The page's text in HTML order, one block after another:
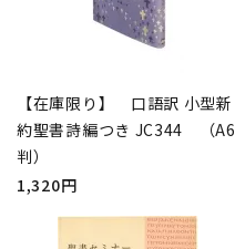
【在庫限り】 口語訳 小型新
約聖書詩編つき JC344 （A6
判）
1,320円